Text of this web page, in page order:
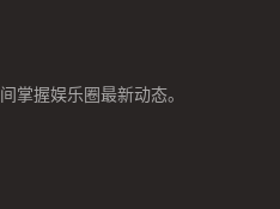
掌握娱乐圈最新动态。